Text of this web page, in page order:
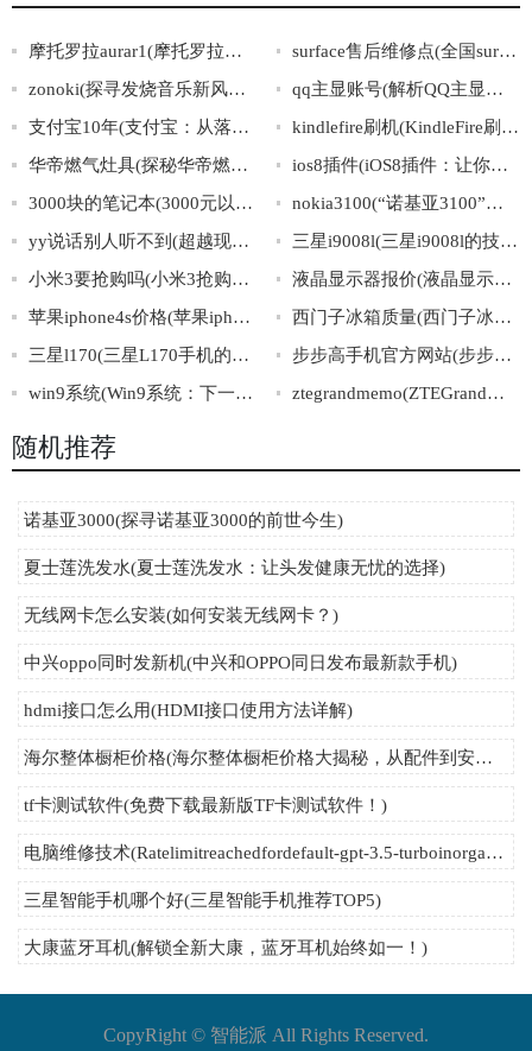
摩托罗拉aurar1(摩托罗拉最新款奢华手机：AuraR1)
surface售后维修点(全国surface售后维修点查询，免费上门维修服务！)
zonoki(探寻发烧音乐新风向：zonoki带你享受高保真无线音质)
qq主显账号(解析QQ主显账号：使用方法、安全性与注意事项)
支付宝10年(支付宝：从落地生根到全球扬名的十年华章)
kindlefire刷机(KindleFire刷机攻略大全)
华帝燃气灶具(探秘华帝燃气灶背后的创新之路)
ios8插件(iOS8插件：让你的iPhone更加强大)
3000块的笔记本(3000元以下性价比最高的笔记本推荐)
nokia3100(“诺基亚3100”：一款经典的老式手机)
yy说话别人听不到(超越现实，YY世界里的交流之道)
三星i9008l(三星i9008l的技术规格和特点简介)
小米3要抢购吗(小米3抢购必备攻略，不容错过！)
液晶显示器报价(液晶显示器最新价格表)
苹果iphone4s价格(苹果iphone4s现在多少钱？)
西门子冰箱质量(西门子冰箱质量怎么样？)
三星l170(三星L170手机的特点及使用方法详解)
步步高手机官方网站(步步高手机官方网站：专注打造更好的移动体验)
win9系统(Win9系统：下一代操作系统即将来临)
ztegrandmemo(ZTEGrandMemo：突破大屏手机的极致体验！)
随机推荐
诺基亚3000(探寻诺基亚3000的前世今生)
夏士莲洗发水(夏士莲洗发水：让头发健康无忧的选择)
无线网卡怎么安装(如何安装无线网卡？)
中兴oppo同时发新机(中兴和OPPO同日发布最新款手机)
hdmi接口怎么用(HDMI接口使用方法详解)
海尔整体橱柜价格(海尔整体橱柜价格大揭秘，从配件到安装都在这里！)
tf卡测试软件(免费下载最新版TF卡测试软件！)
电脑维修技术(Ratelimitreachedfordefault-gpt-3.5-turboinorganizationorg-E8QatkEEUGHNJpG
三星智能手机哪个好(三星智能手机推荐TOP5)
大康蓝牙耳机(解锁全新大康，蓝牙耳机始终如一！)
CopyRight © 智能派 All Rights Reserved.